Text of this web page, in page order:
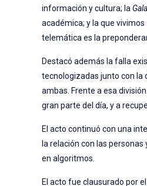
información y cultura; la
académica; y la que
telemática es la
Destacó además la falla
tecnologizadas junto con la
ambas. Frente a esa
gran parte del día, y a
El acto continuó con una
la relación con las
en algoritmos.
El acto fue clausurado por